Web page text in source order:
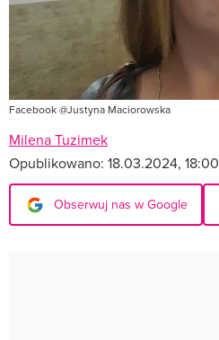
Facebook @Justyna Maciorowska
Milena Tuzimek
Opublikowano: 18.03.2024, 18:00
Obserwuj nas w Google